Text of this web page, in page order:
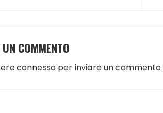
COMMENTO
connesso per inviare un commento.